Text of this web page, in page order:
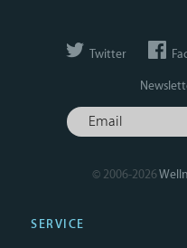
Twitter
© 2006-2026
SERVICE